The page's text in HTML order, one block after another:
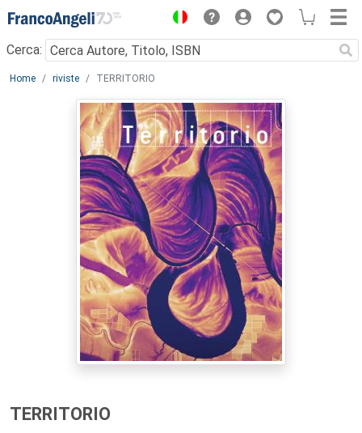
Menu
Cerca:
Main content
Home riviste TERRITORIO
TERRITORIO